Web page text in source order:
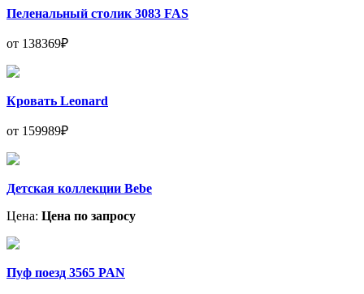
Пеленальный столик 3083 FAS
от 138369₽
Кровать Leonard
от 159989₽
Детская коллекции Bebe
Цена: Цена по запросу
Пуф поезд 3565 PAN